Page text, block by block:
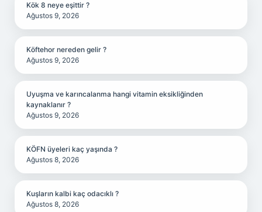
Kök 8 neye eşittir ?
Ağustos 9, 2026
Köftehor nereden gelir ?
Ağustos 9, 2026
Uyuşma ve karıncalanma hangi vitamin eksikliğinden
kaynaklanır ?
Ağustos 9, 2026
KÖFN üyeleri kaç yaşında ?
Ağustos 8, 2026
Kuşların kalbi kaç odacıklı ?
Ağustos 8, 2026